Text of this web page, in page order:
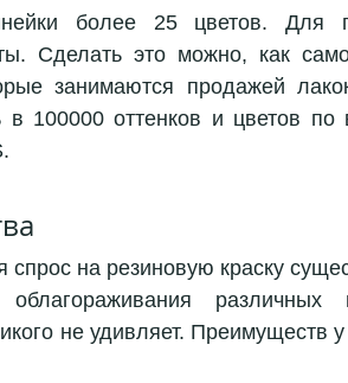
более 25 цветов. Для
Сделать это можно, как
занимаются продажей
в 100000 оттенков и цветов
на резиновую краску
различных
не удивляет. Преимуществ